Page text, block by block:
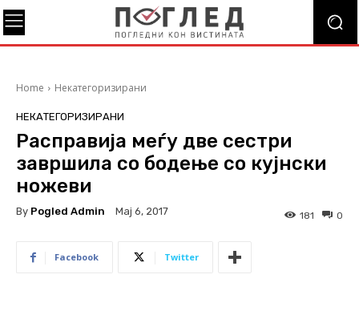
Home Некатегоризирани
НЕКАТЕГОРИЗИРАНИ
Расправија меѓу две сестри
завршила со бодење со кујнски
ножеви
By Pogled Admin Мај 6, 2017 0
181
Facebook Twitter